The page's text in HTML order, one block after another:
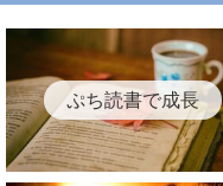
ぷち読書で成長